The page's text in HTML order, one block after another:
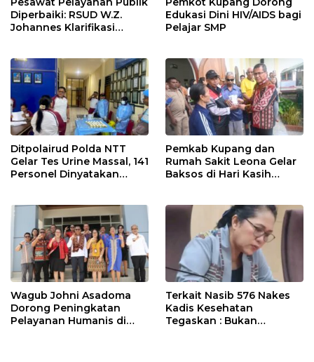
Diperbaiki: RSUD W.Z.
Johannes Klarifikasi
Edukasi Dini HIV/AIDS bagi
Pelajar SMP
Ditpolairud Polda NTT
Gelar Tes Urine Massal, 141
Personel Dinyatakan
Pemkab Kupang dan
Rumah Sakit Leona Gelar
Baksos di Hari Kasih
Wagub Johni Asadoma
Dorong Peningkatan
Pelayanan Humanis di
Terkait Nasib 576 Nakes
Kadis Kesehatan
Tegaskan : Bukan